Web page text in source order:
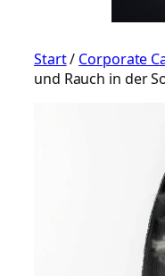
Start/ Corporate
und Rauch in der